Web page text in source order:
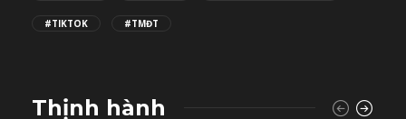
#TIKTOK #TMĐT
Thịnh hành